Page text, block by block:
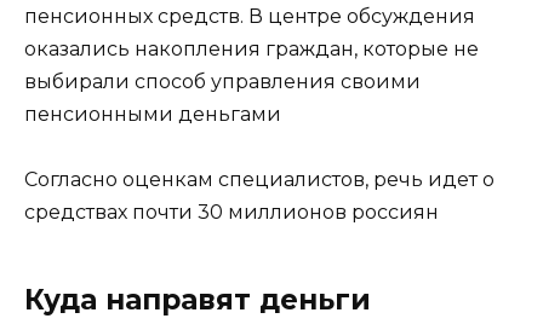
пенсионных средств. В центре обсуждения
оказались накопления граждан, которые не
выбирали способ управления своими
пенсионными деньгами
Согласно оценкам специалистов, речь идет о
средствах почти 30 миллионов россиян
Куда направят деньги